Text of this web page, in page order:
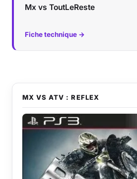
Mx vs ToutLeReste
Fiche technique →
MX VS ATV : REFLEX